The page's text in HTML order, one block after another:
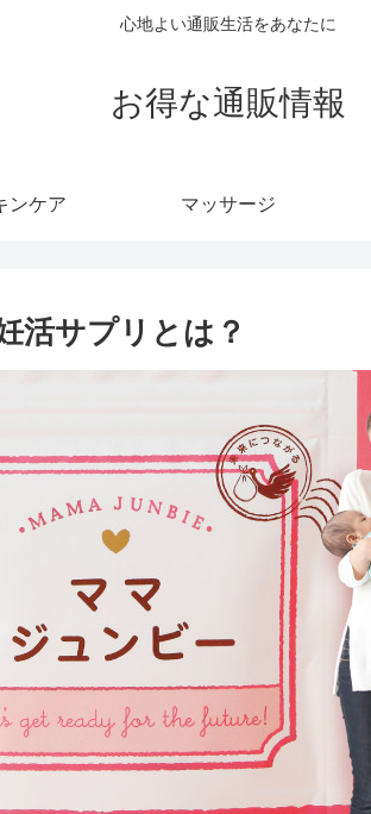
心地よい通販生活をあなたに
お得な通販情報
ンケア マッサージ
活サプリとは？